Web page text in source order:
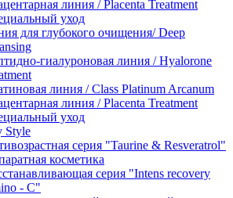
линия / Placenta Treatment
уход
для глубокого очищения/ Deep
гиалуроновая линия / Hyalorone
линия / Class Platinum Arcanum
линия / Placenta Treatment
уход
Style
серия "Taurine & Resveratrol"
косметика
серия "Intens recovery
- C"